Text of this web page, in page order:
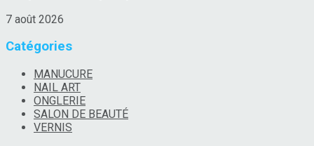
7 août 2026
Catégories
MANUCURE
NAIL ART
ONGLERIE
SALON DE BEAUTÉ
VERNIS